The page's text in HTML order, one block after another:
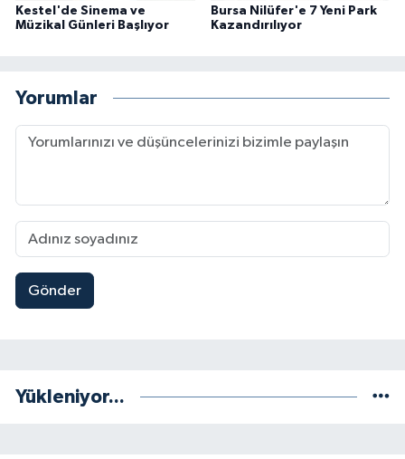
Kestel'de Sinema ve
Müzikal Günleri Başlıyor
Bursa Nilüfer'e 7 Yeni Park
Kazandırılıyor
Yorumlar
Gönder
Yükleniyor...